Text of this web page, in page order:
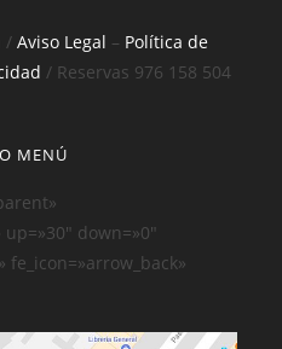
/ Aviso Legal – Política de
/ Reservas 976 158 504
MENÚ
down=»0″
fe_icon=»arrow_back»